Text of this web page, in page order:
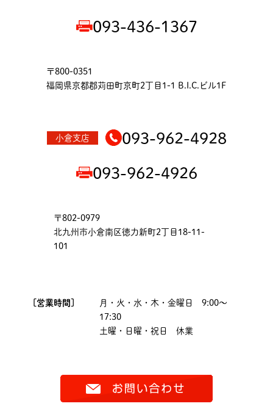
093-436-1367
〒800-0351
福岡県京都郡苅田町京町2丁目1-1 B.I.C.ビル1F
小倉支店 093-962-4928
093-962-4926
〒802-0979
北九州市小倉南区徳力新町2丁目18-11-
101
[営業時間]
月・火・水・木・金曜日 9:00～
17:30
土曜・日曜・祝日 休業